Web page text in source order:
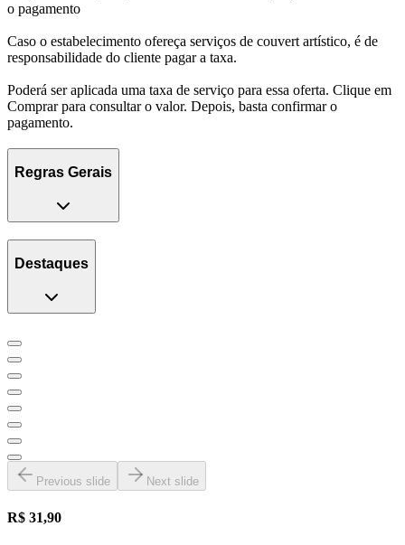
o pagamento
Caso o estabelecimento ofereça serviços de couvert artístico, é de
responsabilidade do cliente pagar a taxa.
Poderá ser aplicada uma taxa de serviço para essa oferta. Clique em
Comprar para consultar o valor. Depois, basta confirmar o
pagamento.
Regras Gerais
Destaques
Previous slide Next slide
R$ 31,90